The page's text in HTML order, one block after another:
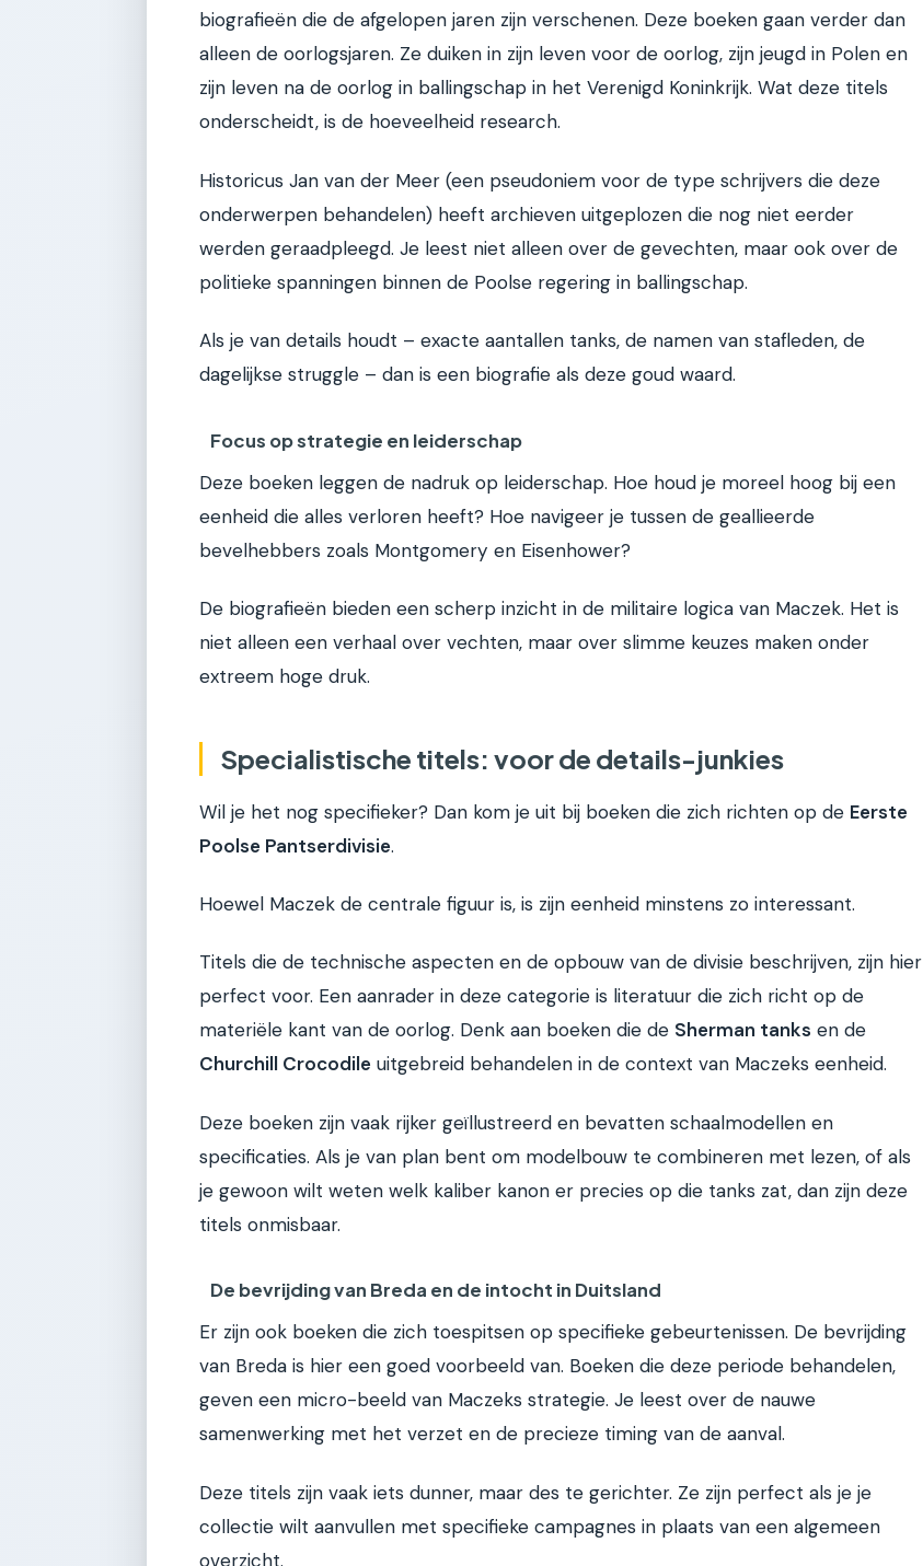
biografieën die de afgelopen jaren zijn verschenen. Deze boeken gaan verder dan
alleen de oorlogsjaren. Ze duiken in zijn leven voor de oorlog, zijn jeugd in Polen en
zijn leven na de oorlog in ballingschap in het Verenigd Koninkrijk. Wat deze titels
onderscheidt, is de hoeveelheid research.
Historicus Jan van der Meer (een pseudoniem voor de type schrijvers die deze
onderwerpen behandelen) heeft archieven uitgeplozen die nog niet eerder
werden geraadpleegd. Je leest niet alleen over de gevechten, maar ook over de
politieke spanningen binnen de Poolse regering in ballingschap.
Als je van details houdt – exacte aantallen tanks, de namen van stafleden, de
dagelijkse struggle – dan is een biografie als deze goud waard.
Focus op strategie en leiderschap
Deze boeken leggen de nadruk op leiderschap. Hoe houd je moreel hoog bij een
eenheid die alles verloren heeft? Hoe navigeer je tussen de geallieerde
bevelhebbers zoals Montgomery en Eisenhower?
De biografieën bieden een scherp inzicht in de militaire logica van Maczek. Het is
niet alleen een verhaal over vechten, maar over slimme keuzes maken onder
extreem hoge druk.
Specialistische titels: voor de details-junkies
Wil je het nog specifieker? Dan kom je uit bij boeken die zich richten op de Eerste
Poolse Pantserdivisie.
Hoewel Maczek de centrale figuur is, is zijn eenheid minstens zo interessant.
Titels die de technische aspecten en de opbouw van de divisie beschrijven, zijn hier
perfect voor. Een aanrader in deze categorie is literatuur die zich richt op de
materiële kant van de oorlog. Denk aan boeken die de Sherman tanks en de
Churchill Crocodile uitgebreid behandelen in de context van Maczeks eenheid.
Deze boeken zijn vaak rijker geïllustreerd en bevatten schaalmodellen en
specificaties. Als je van plan bent om modelbouw te combineren met lezen, of als
je gewoon wilt weten welk kaliber kanon er precies op die tanks zat, dan zijn deze
titels onmisbaar.
De bevrijding van Breda en de intocht in Duitsland
Er zijn ook boeken die zich toespitsen op specifieke gebeurtenissen. De bevrijding
van Breda is hier een goed voorbeeld van. Boeken die deze periode behandelen,
geven een micro-beeld van Maczeks strategie. Je leest over de nauwe
samenwerking met het verzet en de precieze timing van de aanval.
Deze titels zijn vaak iets dunner, maar des te gerichter. Ze zijn perfect als je je
collectie wilt aanvullen met specifieke campagnes in plaats van een algemeen
overzicht.